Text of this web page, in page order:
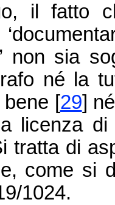
il fatto
non sia
né la
[29]
licenza
tratta di
come si
1024.